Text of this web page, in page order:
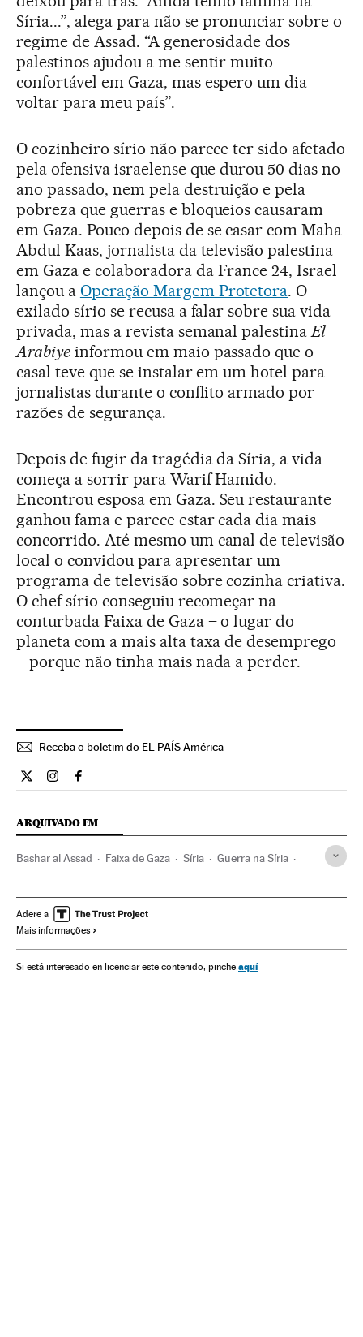
Síria...”, alega para não se pronunciar sobre o
regime de Assad. “A generosidade dos
palestinos ajudou a me sentir muito
confortável em Gaza, mas espero um dia
voltar para meu país”.
O cozinheiro sírio não parece ter sido afetado
pela ofensiva israelense que durou 50 dias no
ano passado, nem pela destruição e pela
pobreza que guerras e bloqueios causaram
em Gaza. Pouco depois de se casar com Maha
Abdul Kaas, jornalista da televisão palestina
em Gaza e colaboradora da France 24, Israel
lançou a Operação Margem Protetora. O
exilado sírio se recusa a falar sobre sua vida
privada, mas a revista semanal palestina El
Arabiyeinformou em maio passado que o
casal teve que se instalar em um hotel para
jornalistas durante o conflito armado por
razões de segurança.
Depois de fugir da tragédia da Síria, a vida
começa a sorrir para Warif Hamido.
Encontrou esposa em Gaza. Seu restaurante
ganhou fama e parece estar cada dia mais
concorrido. Até mesmo um canal de televisão
local o convidou para apresentar um
programa de televisão sobre cozinha criativa.
O chef sírio conseguiu recomeçar na
conturbada Faixa de Gaza – o lugar do
planeta com a mais alta taxa de desemprego
– porque não tinha mais nada a perder.
Receba o boletim do EL PAÍS América
Estilo El País Brasil en Twitter
Estilo El País Brasil en Instagram
Estilo El País Brasil en Facebook
ARQUIVADO EM
Bashar al Assad Faixa de Gaza Síria Guerra na Síria
Territórios palestinos Protestos sociais
Geopolítica terrorismo islâmico
Conflito Sunitas e Xiitas Mal-estar social Islã
Adere a
Mais informações
Si está interesado en licenciar este contenido, pinche aquí